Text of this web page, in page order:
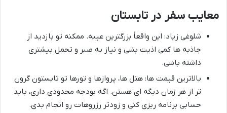
معایب سفر در تابستان
شلوغی زیاد: این واقعاً بزرگترین عیبه. ممکنه تو بازدید از
جاذبه ها کمی اذیت بشی و نیاز به صبر و تحمل بیشتری
داشته باشی.
بالاترین قیمت ها: هتل ها، پروازها و تورها تو تابستون گرون
تر از هر زمان دیگه ای هستن. اگه بودجه محدودی داری، باید
حسابی برنامه ریزی کنی و زودتر رزروهات رو انجام بدی.